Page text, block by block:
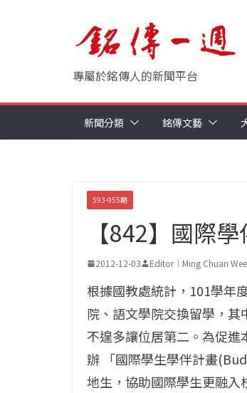
專屬於銘傳人的新聞平台
新聞分類 銘傳文藝
593-955期
【842】國際
2012-12-03 Editor｜Ming Chuan
根據國教處統計，101學年
院、語文學院交換留學，
不遑多讓位居第二。為促
辦 「國際學生學伴計畫
地生，協助國際學生更融入